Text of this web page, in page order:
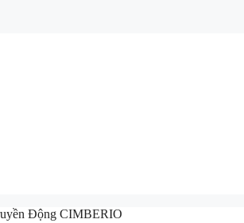
Động CIMBERIO